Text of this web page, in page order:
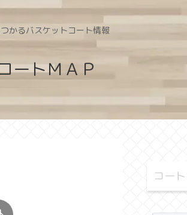
かるバスケットコート情報
ートＭＡＰ